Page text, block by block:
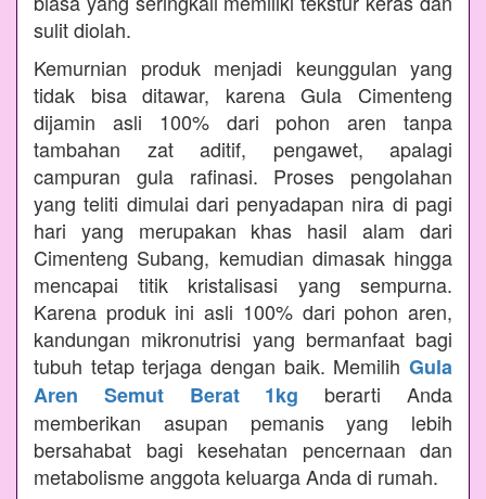
sulit diolah.
Kemurnian produk menjadi keunggulan yang
tidak bisa ditawar, karena Gula Cimenteng
dijamin asli 100% dari pohon aren tanpa
tambahan zat aditif, pengawet, apalagi
campuran gula rafinasi. Proses pengolahan
yang teliti dimulai dari penyadapan nira di pagi
hari yang merupakan khas hasil alam dari
Cimenteng Subang, kemudian dimasak hingga
mencapai titik kristalisasi yang sempurna.
Karena produk ini asli 100% dari pohon aren,
kandungan mikronutrisi yang bermanfaat bagi
tubuh tetap terjaga dengan baik. Memilih Gula
Aren Semut Berat 1kg berarti Anda
memberikan asupan pemanis yang lebih
bersahabat bagi kesehatan pencernaan dan
metabolisme anggota keluarga Anda di rumah.